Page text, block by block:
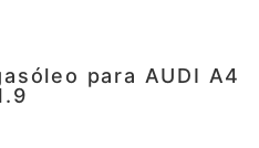
para AUDI A4